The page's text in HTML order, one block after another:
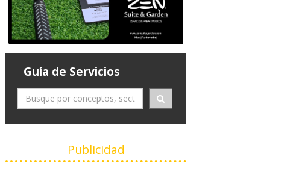
Guía de Servicios
Publicidad